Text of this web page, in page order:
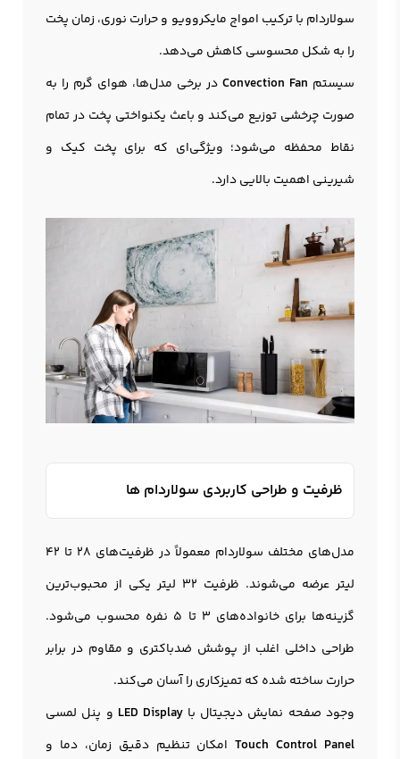
سولاردام با ترکیب امواج مایکروویو و حرارت نوری، زمان پخت
را به شکل محسوسی کاهش می‌دهد.
سیستم Convection Fan در برخی مدل‌ها، هوای گرم را به
صورت چرخشی توزیع می‌کند و باعث یکنواختی پخت در تمام
نقاط محفظه می‌شود؛ ویژگی‌ای که برای پخت کیک و
شیرینی اهمیت بالایی دارد.
ظرفیت و طراحی کاربردی سولاردام ها
مدل‌های مختلف سولاردام معمولاً در ظرفیت‌های 28 تا 42
لیتر عرضه می‌شوند. ظرفیت 32 لیتر یکی از محبوب‌ترین
گزینه‌ها برای خانواده‌های 3 تا 5 نفره محسوب می‌شود.
طراحی داخلی اغلب از پوشش ضدباکتری و مقاوم در برابر
حرارت ساخته شده که تمیزکاری را آسان می‌کند.
وجود صفحه نمایش دیجیتال باLED Display و پنل لمسی
Touch Control Panelامکان تنظیم دقیق زمان، دما و